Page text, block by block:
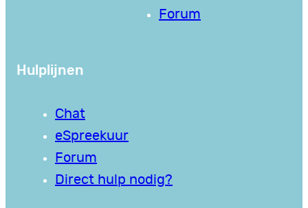
Forum
Hulplijnen
Chat
eSpreekuur
Forum
Direct hulp nodig?